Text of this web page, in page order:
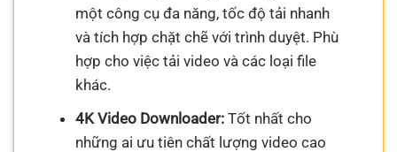
một công cụ đa năng, tốc độ tải nhanh
và tích hợp chặt chẽ với trình duyệt. Phù
hợp cho việc tải video và các loại file
khác.
4K Video Downloader:Tốt nhất cho
những ai ưu tiên chất lượng video cao